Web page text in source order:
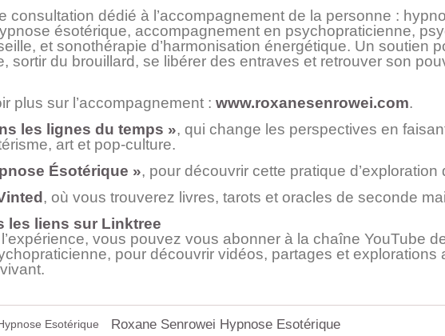
consultation dédié à l’accompagnement de la personne :
ésotérique, accompagnement en psychopraticienne,
et sonothérapie d’harmonisation énergétique. Un soutien
sortir du brouillard, se libérer des entraves et retrouver son
plus sur l’accompagnement : www.roxanesenrowei.com.
les lignes du temps », qui change les perspectives en
art et pop-culture.
Ésotérique », pour découvrir cette pratique
, où vous trouverez livres, tarots et oracles de seconde
les liens sur Linktree
vous pouvez vous abonner à la chaîne YouTube
pour découvrir vidéos, partages et explorations
Roxane Senrowei Hypnose Esotérique